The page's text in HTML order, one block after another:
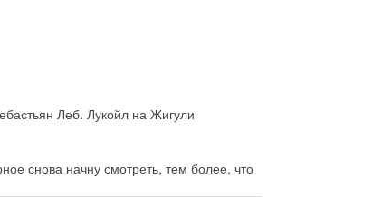
Леб. Лукойл на Жигули
снова начну смотреть, тем более, что